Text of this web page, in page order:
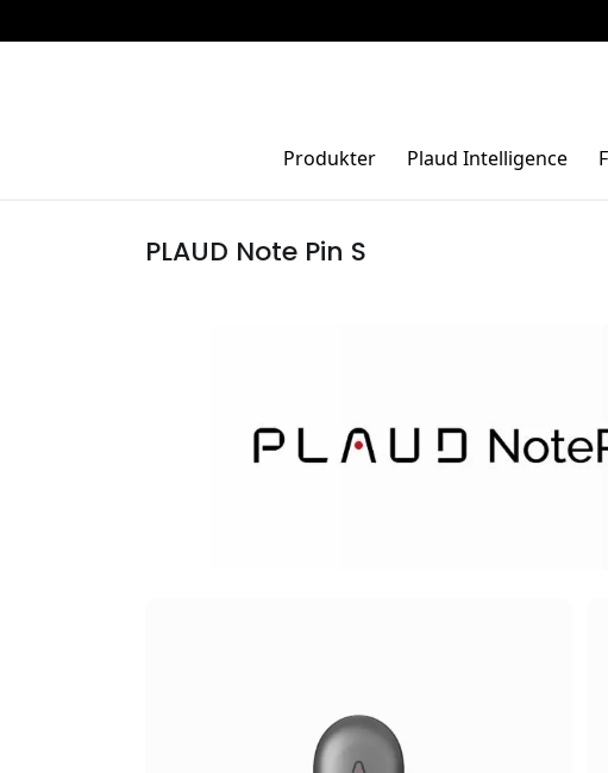
Produkter Plaud Intelligence
PLAUD Note Pin S